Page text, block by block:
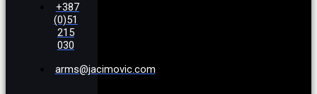
+387
(0)51
215
030
arms@jacimovic.com